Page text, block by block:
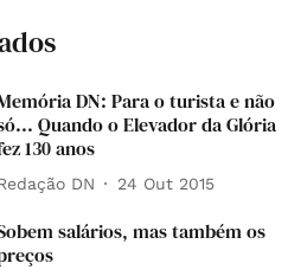
DN: Para o turista e não
Quando o Elevador da Glória
130 anos
DN 24 Out 2015
salários, mas também os